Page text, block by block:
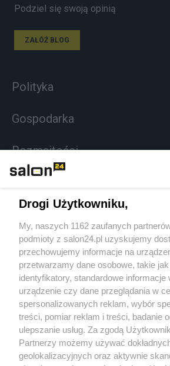
Podziel się swoją opinią
ZAŁÓŻ BLOG
Polityka
Gospodarka
Rozmaitości
Sport
Społeczeństwo
Kultura
X Facebook
Drogi Użytkowniku,
My, naszych 1162 zaufanych
podmioty z salon24.pl uzyskujemy
przechowujemy informacje na
przetwarzamy dane osobowe, takie
identyfikatory, standardowe informacje
urządzenie czy dane przeglądania w
spersonalizowanych reklam, wybór
treści, pomiar reklam i treści, badanie
ulepszanie usług. Za zgodą
Partnerzy możemy używać
geolokalizacyjnych oraz aktywnie